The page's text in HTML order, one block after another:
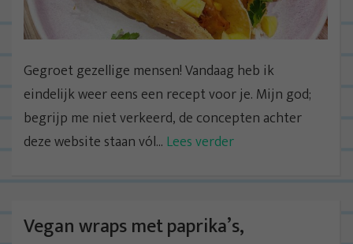
Gegroet gezellige mensen! Vandaag heb ik
eindelijk weer eens een recept voor je. Mijn god;
begrijp me niet verkeerd, de concepten achter
deze website staan vól... Lees verder
Vegan wraps met paprika’s,